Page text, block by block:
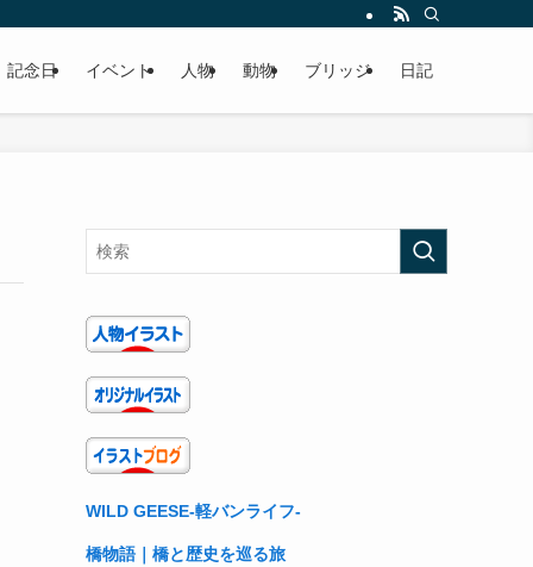
記念日 イベント 人物 動物 ブリッジ 日記
WILD GEESE-軽バンライフ-
橋物語｜橋と歴史を巡る旅